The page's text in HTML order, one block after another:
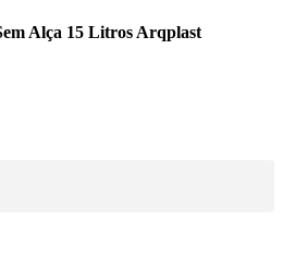
Alça 15 Litros Arqplast